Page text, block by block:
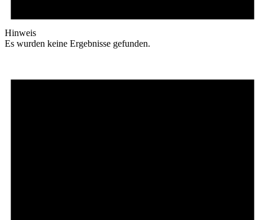
Hinweis
Es wurden keine Ergebnisse gefunden.